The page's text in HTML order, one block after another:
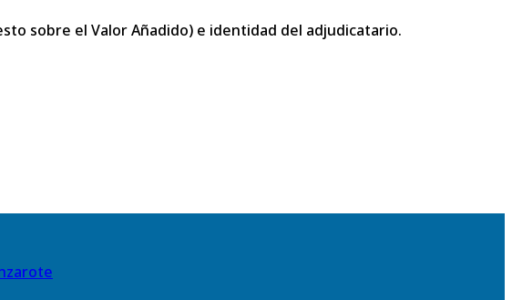
sobre el Valor Añadido) e identidad del adjudicatario.